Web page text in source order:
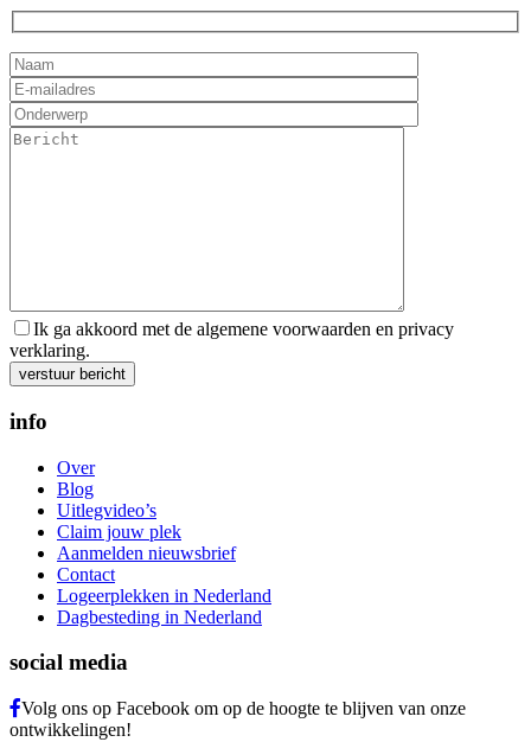
Ik ga akkoord met de algemene voorwaarden en privacy
verklaring.
Gelieve dit veld leeg te laten.
info
Over
Blog
Uitlegvideo’s
Claim jouw plek
Aanmelden nieuwsbrief
Contact
Logeerplekken in Nederland
Dagbesteding in Nederland
social media
Volg ons op Facebook om op de hoogte te blijven van onze
ontwikkelingen!